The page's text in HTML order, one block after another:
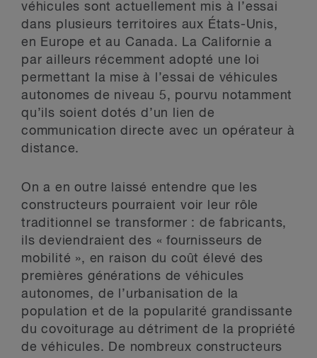
véhicules sont actuellement mis à l’essai
dans plusieurs territoires aux États-Unis,
en Europe et au Canada. La Californie a
par ailleurs récemment adopté une loi
permettant la mise à l’essai de véhicules
autonomes de niveau 5, pourvu notamment
qu’ils soient dotés d’un lien de
communication directe avec un opérateur à
distance.
On a en outre laissé entendre que les
constructeurs pourraient voir leur rôle
traditionnel se transformer : de fabricants,
ils deviendraient des « fournisseurs de
mobilité », en raison du coût élevé des
premières générations de véhicules
autonomes, de l’urbanisation de la
population et de la popularité grandissante
du covoiturage au détriment de la propriété
de véhicules. De nombreux constructeurs